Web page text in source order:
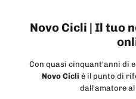
Novo Cicli | Il tuo
Con quasi cinquant'anni di
Novo Cicli è il punto di
dall'amatore